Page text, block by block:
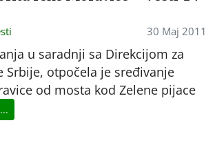
30 Maj 2011
u saradnji sa Direkcijom za
Srbije, otpočela je sređivanje
od mosta kod Zelene pijace